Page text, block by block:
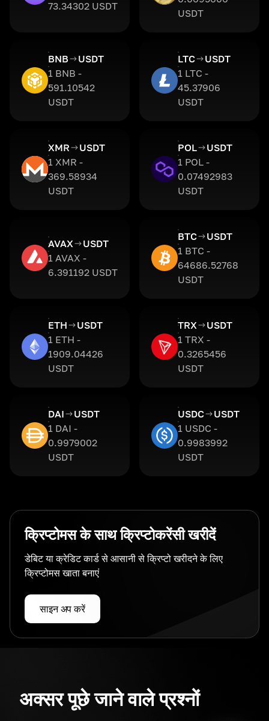
73.34302 USDT
USDT
BNB
USDT
1 BNB -
591.10542
USDT
LTC
USDT
1 LTC -
45.37906
USDT
XMR
USDT
1 XMR -
369.58934
USDT
POL
USDT
1 POL -
0.07492983
USDT
AVAX
USDT
1 AVAX -
6.391192 USDT
BTC
USDT
1 BTC -
64686.52768
USDT
ETH
USDT
1 ETH -
1909.04426
USDT
TRX
USDT
1 TRX -
0.3265456
USDT
DAI
USDT
1 DAI -
0.9979002
USDT
USDC
USDT
1 USDC -
0.9983992
USDT
क्रिप्टोमस के साथ क्रिप्टोकरेंसी खरीदें
डेबिट या क्रेडिट कार्ड से आसानी से क्रिप्टो खरीदने के लिए
क्रिप्टोमस खाता बनाएं
साइन अप करें
अक्सर पूछे जाने वाले प्रश्नों